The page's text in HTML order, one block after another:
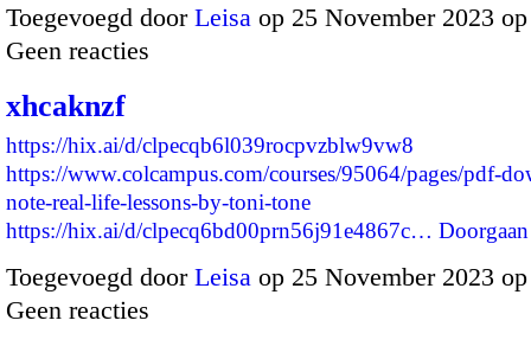
Toegevoegd door Leisa op 25 November 2023
Geen reacties
xhcaknzf
https://hix.ai/d/clpecqb6l039rocpvzblw9vw8
https://www.colcampus.com/courses/95064/pages/pdf-
note-real-life-lessons-by-toni-tone
https://hix.ai/d/clpecq6bd00prn56j91e4867c… Doorgaan
Toegevoegd door Leisa op 25 November 2023
Geen reacties